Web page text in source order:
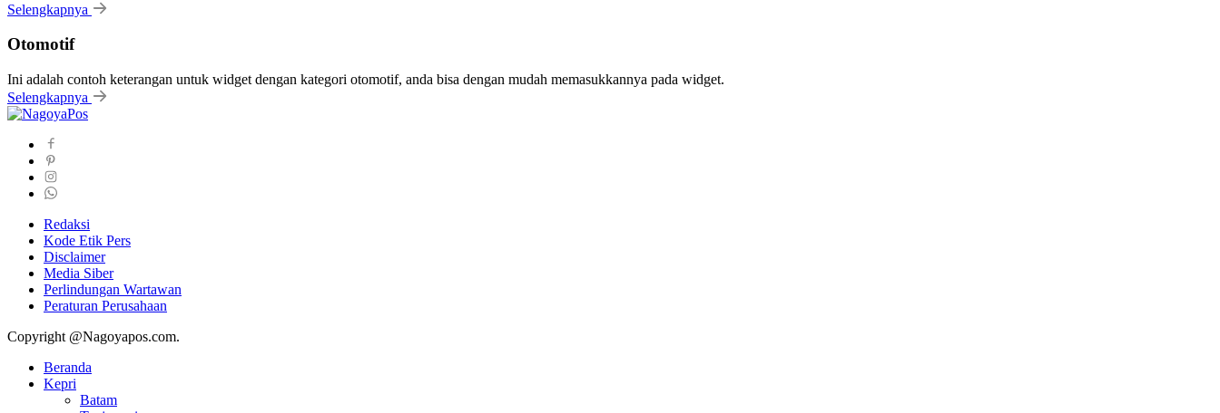
Selengkapnya
Otomotif
Ini adalah contoh keterangan untuk widget dengan kategori otomotif, anda bisa dengan mudah memasukkannya pada widget.
Selengkapnya
Redaksi
Kode Etik Pers
Disclaimer
Media Siber
Perlindungan Wartawan
Peraturan Perusahaan
Copyright @Nagoyapos.com.
Beranda
Kepri
Batam